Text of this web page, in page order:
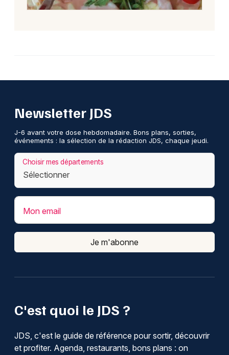
C'est quoi le JDS ?
JDS, c'est le guide de référence pour sortir, découvrir
et profiter. Agenda, restaurants, bons plans : on
Newsletter JDS
J-6 avant votre dose hebdomadaire. Bons plans, sorties,
événements : la sélection de la rédaction JDS, chaque jeudi.
Choisir mes départements
Mon email
Je m'abonne